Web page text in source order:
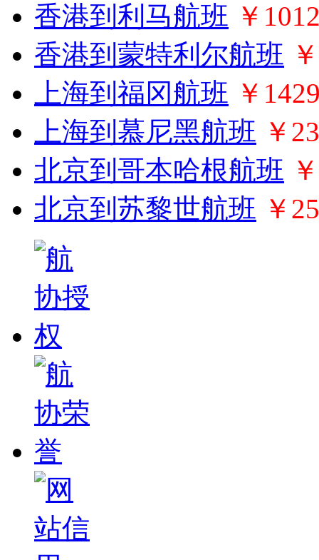
香港到利马航班 ￥
香港到蒙特利尔航班
上海到福冈航班 ￥
上海到慕尼黑航班 ￥
北京到哥本哈根航班
北京到苏黎世航班 ￥